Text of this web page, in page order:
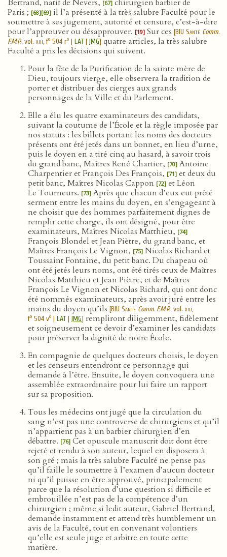
Bertrand, natif de Nevers, [67] chirurgien barbier de
Paris ; [68][69] il l’a présenté à la très salubre Faculté pour le
soumettre à ses jugement, autorité et censure, c’est-à-dire
pour l’approuver ou désapprouver. [19] Sur ces [BIU Santé Comm.
F.M.P., vol. xiii, fo 504 ro | LAT| IMG] quatre articles, la très salubre
Faculté a pris les décisions qui suivent.
Pour la fête de la Purification de la sainte mère de
Dieu, toujours vierge, elle observera la tradition de
porter et distribuer des cierges aux grands
personnages de la Ville et du Parlement.
Elle a élu les quatre examinateurs des candidats,
suivant la coutume de l’École et la règle imposée par
nos statuts : les billets portant les noms des docteurs
présents ont été jetés dans un bonnet, en lieu d’urne,
puis le doyen en a tiré cinq au hasard, à savoir trois
du grand banc, Maîtres René Chartier, [70] Antoine
Charpentier et François Des François, [71] et deux du
petit banc, Maîtres Nicolas Cappon [72] et Léon
Le Tourneurs. [73] Après que chacun d’eux eut prêté
serment entre les mains du doyen, en s’engageant à
ne choisir que des hommes parfaitement dignes de
remplir cette charge, ils ont désigné, pour être
examinateurs, Maîtres Nicolas Matthieu, [74]
François Blondel et Jean Piètre, du grand banc, et
Maîtres François Le Vignon, [75] Nicolas Richard et
Toussaint Fontaine, du petit banc. Du chapeau où
ont été jetés leurs noms, ont été tirés ceux de Maîtres
Nicolas Matthieu et Jean Piètre, et de Maîtres
François Le Vignon et Nicolas Richard, qui ont donc
été nommés examinateurs, après avoir juré entre les
mains du doyen qu’ils [BIU Santé Comm. F.M.P., vol. xiii,
fo 504 vo | LAT| IMG] rempliront diligemment, fidèlement
et soigneusement ce devoir d’examiner les candidats
pour préserver la dignité de notre École.
En compagnie de quelques docteurs choisis, le doyen
et les censeurs entendront ce personnage qui
demande à l’être. Ensuite, le doyen convoquera une
assemblée extraordinaire pour lui faire un rapport
sur sa proposition.
Tous les médecins ont jugé que la circulation du
sang n’est pas une controverse de chirurgiens et qu’il
n’appartient pas à un barbier chirurgien d’en
débattre. [76] Cet opuscule manuscrit doit dont être
rejeté et rendu à son auteur, lequel en disposera à
son gré ; mais la très salubre Faculté ne pense pas
qu’il faille le soumettre à l’examen d’aucun docteur
ni qu’il puisse en être approuvé, principalement
parce que la résolution d’une question si difficile et
embrouillée n’est pas de la compétence d’un
chirurgien ; même si ledit auteur, Gabriel Bertrand,
demande instamment et attend très humblement un
avis de la Faculté, tout en convenant volontiers
qu’elle est seule juge et arbitre en toute cette
matière.